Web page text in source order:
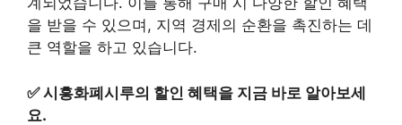
을 받을 수 있으며, 지역 경제의 순환을 촉진하는 데
큰 역할을 하고 있습니다.
✅시흥화폐시루의 할인 혜택을 지금 바로 알아보세
요.